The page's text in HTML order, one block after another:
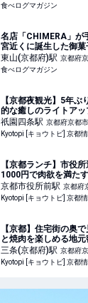
食べログマガジン
名店「CHIMERA」が
宮近くに誕生した御
ザートプレートとは？
東山(京都府)駅 京都府
食べログマガジン
【京都夜観光】5年
的な癒しのライトアッ
祇園四条駅 京都府京都
Kyotopi [キョウトピ] 京都
【京都ランチ】市役
1000円で肉欲を満た
京都市役所前駅 京都府
Kyotopi [キョウトピ] 京都
【京都】住宅街の奥
と焼肉を楽しめる地
三条(京都府)駅 京都府
Kyotopi [キョウトピ] 京都